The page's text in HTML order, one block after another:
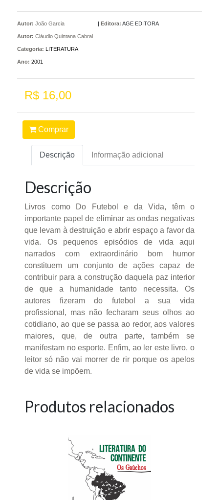
Autor: João Garcia
Autor: Cláudio Quintana Cabral
Editora: AGE EDITORA
Categoria: LITERATURA
Ano: 2001
R$ 16,00
Comprar
Descrição Informação adicional
Descrição
Livros como Do Futebol e da Vida, têm o
importante papel de eliminar as ondas negativas
que levam à destruição e abrir espaço a favor da
vida. Os pequenos episódios de vida aqui
narrados com extraordinário bom humor
constituem um conjunto de ações capaz de
contribuir para a construção daquela paz interior
de que a humanidade tanto necessita. Os
autores fizeram do futebol a sua vida
profissional, mas não fecharam seus olhos ao
cotidiano, ao que se passa ao redor, aos valores
maiores, que, de outra parte, também se
manifestam no esporte. Enfim, ao ler este livro, o
leitor só não vai morrer de rir porque os apelos
de vida se impõem.
Produtos relacionados